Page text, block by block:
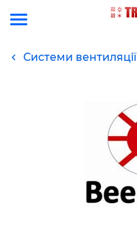
Системи вентиляції